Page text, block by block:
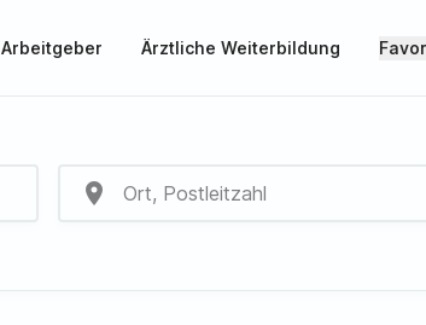
Arbeitgeber Ärztliche Weiterbildung
place